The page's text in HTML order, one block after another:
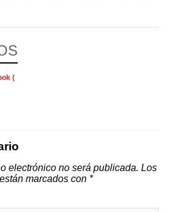
(
electrónico no será publicada. Los
marcados con *